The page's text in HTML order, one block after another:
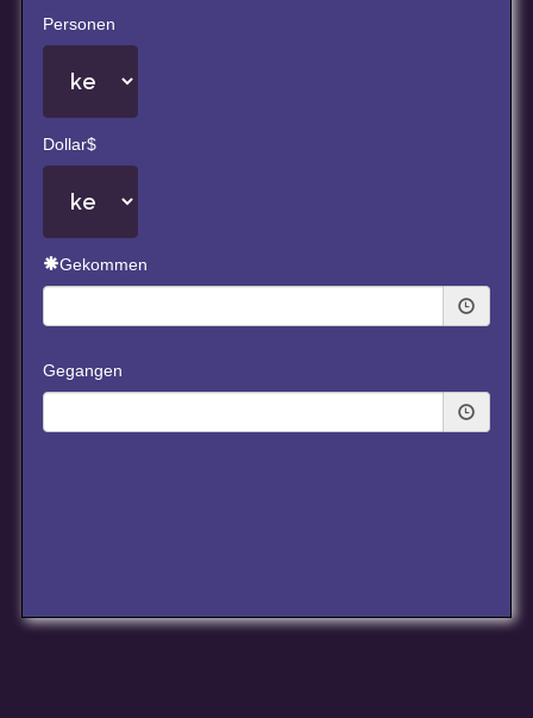
Personen
Dollar$
Gekommen
Gegangen